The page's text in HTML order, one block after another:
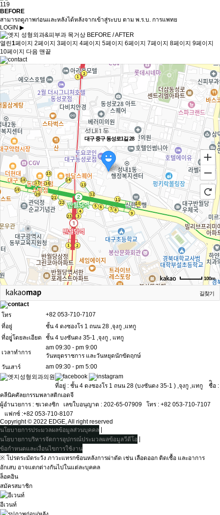
119
BEFORE
สามารถดูภาพก่อนและหลังได้หลังจากเข้าสู่ระบบ ตาม พ.ร.บ. การแพทย
LOGIN ▶
열린1페이지 2페이지 3페이지 4페이지 5페이지 6페이지 7페이지 8페이지 9페이지
10페이지 다음 맨끝
대구 중구 동성로1길 28
100m
길찾기
โทร
+82 053-710-7107
ที่อยู่
ชั้น 4 ดงซองโร 1 ถนน 28 ,จุงกู ,แทกู
ที่อยูู่่โดยละเอียด
ชั้น 4 บงซันดง 35-1 ,จุงกู , แทกู
เวลาทำการ
am 09:30 - pm 9:00
วันหยุดราชการ และวันหยุดนักขัตฤกษ์
วันเสาร์
am 09:30 - pm 5:00
ที่อยู่ : ชั้น 4 ดงซองโร 1 ถนน 28 (บงซันดง 35-1 ) ,จุงกู ,แทกู ชื่ิอ :
คลีนิคศัลยกรรมพลาสติกเอดจี
ผู้อำนวยการ : ชเวดงซิกㅤ เลขใบอนุญาต : 202-65-07909ㅤ โทร : +82 053-710-7107
ㅤ แฟกซ์ :+82 053-710-8107
Copyright © 2022 EDGE, All right reserved
นโยบายการประมวลผลข้อมูลส่วนบุคคล |
นโยบายกาบริหารจัดการอุปกรณ์ประมวลผลข้อมูลวีดีโอ |
ข้อกำหนดและเงื่อนไขการใช้งาน
※ โปรดระมัดระวัง ภาวะแทรกซ้อนหลังการผ่าตัด เช่น เลือดออก ติดเชื้อ และอาการ
อักเสบ อาจแตกต่างกันไปในแต่ละบุคคล
ล็อคอิน
สมัครสมาชิก
อีเวนท์